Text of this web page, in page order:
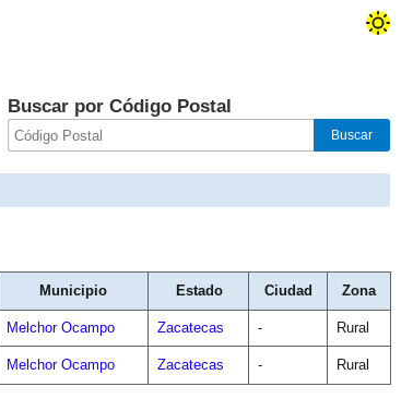
Buscar por Código Postal
Municipio Estado Ciudad Zona
Melchor Ocampo Zacatecas - Rural
Melchor Ocampo Zacatecas - Rural